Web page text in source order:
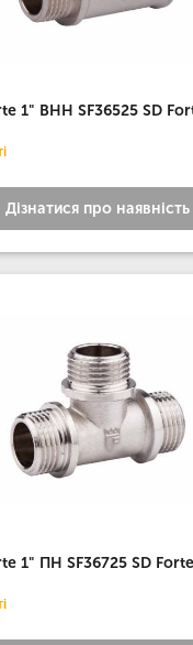
1" ВНН SF36525 SD
Дізнатися про наявність
1" ПН SF36725 SD Forte